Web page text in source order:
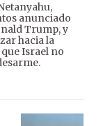
anunciado
Trump, y
hacia la
Israel no